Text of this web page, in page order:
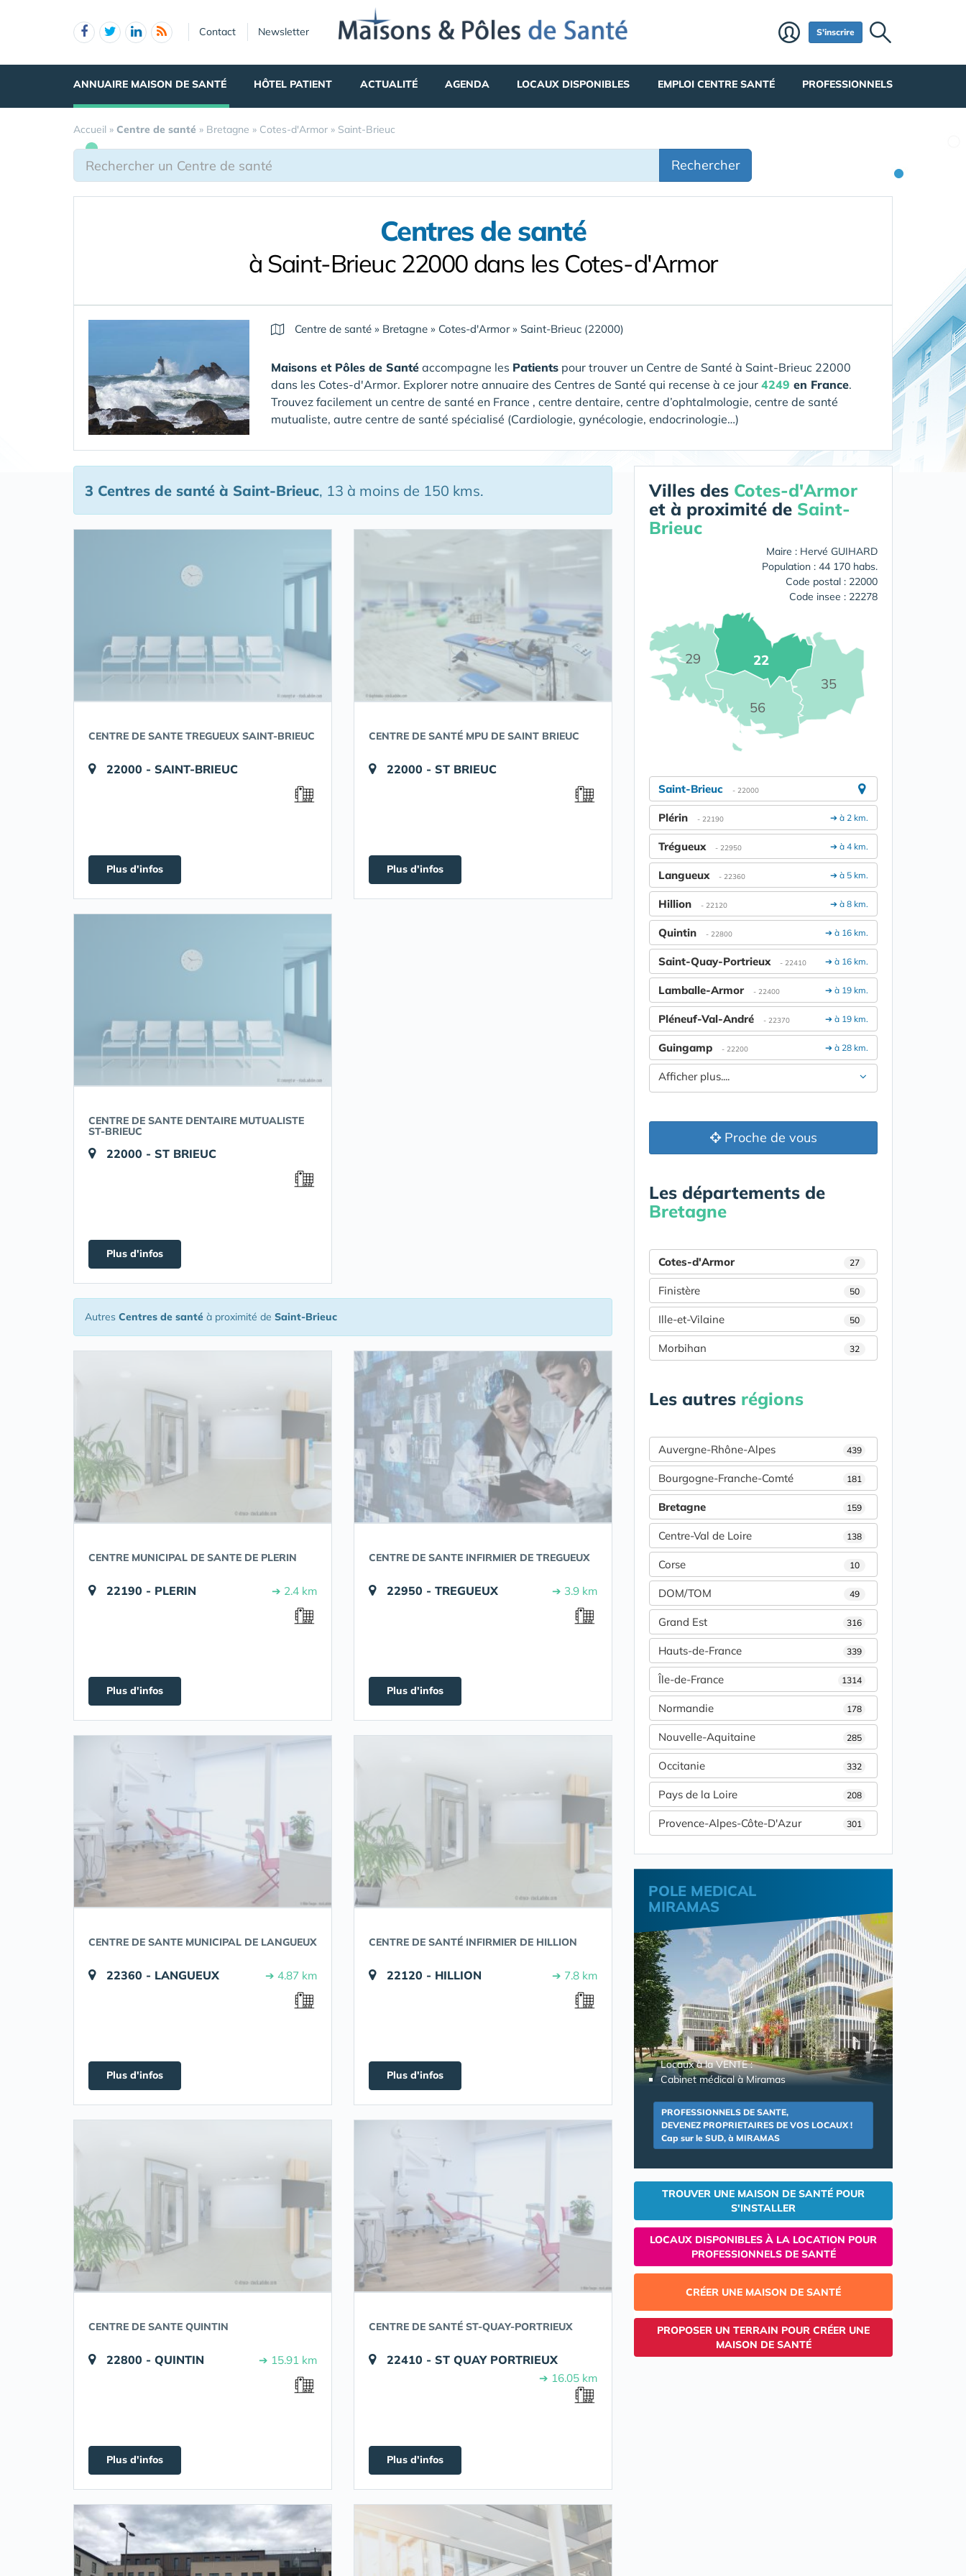
Contact Newsletter S'inscrire
ANNUAIRE MAISON DE SANTÉ HÔTEL PATIENT ACTUALITÉ AGENDA LOCAUX DISPONIBLES EMPLOI CENTRE SANTÉ PROFESSIONNELS
Accueil » Centre de santé » Bretagne » Cotes-d'Armor » Saint-Brieuc
Rechercher
Centres de santé
à Saint-Brieuc 22000 dans les Cotes-d'Armor
Centre de santé » Bretagne » Cotes-d'Armor» Saint-Brieuc (22000)
Maisons et Pôles de Santé accompagne les Patients pour trouver un Centre de Santé à Saint-Brieuc 22000
dans les Cotes-d'Armor. Explorer notre annuaire des Centres de Santé qui recense à ce jour 4249 en France.
Trouvez facilement un centre de santé en France , centre dentaire, centre d’ophtalmologie, centre de santé
mutualiste, autre centre de santé spécialisé (Cardiologie, gynécologie, endocrinologie…)
3 Centres de santé à Saint-Brieuc, 13 à moins de 150 kms.
CENTRE DE SANTE TREGUEUX SAINT-BRIEUC
22000 - SAINT-BRIEUC
Plus d'infos
CENTRE DE SANTÉ MPU DE SAINT BRIEUC
22000 - ST BRIEUC
Plus d'infos
CENTRE DE SANTE DENTAIRE MUTUALISTE
ST-BRIEUC
22000 - ST BRIEUC
Plus d'infos
Autres Centres de santé à proximité de Saint-Brieuc
CENTRE MUNICIPAL DE SANTE DE PLERIN
22190 - PLERIN ➔ 2.4 km
Plus d'infos
CENTRE DE SANTE INFIRMIER DE TREGUEUX
22950 - TREGUEUX ➔ 3.9 km
Plus d'infos
CENTRE DE SANTE MUNICIPAL DE LANGUEUX
22360 - LANGUEUX ➔ 4.87 km
Plus d'infos
CENTRE DE SANTÉ INFIRMIER DE HILLION
22120 - HILLION ➔ 7.8 km
Plus d'infos
CENTRE DE SANTE QUINTIN
22800 - QUINTIN ➔ 15.91 km
Plus d'infos
CENTRE DE SANTÉ ST-QUAY-PORTRIEUX
22410 - ST QUAY PORTRIEUX
➔ 16.05 km
Plus d'infos
Villes des Cotes-d'Armor
et à proximité de Saint-
Brieuc
Maire : Hervé GUIHARD
Population : 44 170 habs.
Code postal : 22000
Code insee : 22278
22
29
35
56
Saint-Brieuc - 22000
➔ à 2 km.
Plérin - 22190
➔ à 4 km.
Trégueux - 22950
➔ à 5 km.
Langueux - 22360
➔ à 8 km.
Hillion - 22120
➔ à 16 km.
Quintin - 22800
➔ à 16 km.
Saint-Quay-Portrieux - 22410
➔ à 19 km.
Lamballe-Armor - 22400
➔ à 19 km.
Pléneuf-Val-André - 22370
➔ à 28 km.
Guingamp - 22200
Afficher plus....
Proche de vous
Les départements de
Bretagne
Cotes-d'Armor 27
Finistère 50
Ille-et-Vilaine 50
Morbihan 32
Les autres régions
Auvergne-Rhône-Alpes 439
Bourgogne-Franche-Comté 181
Bretagne 159
Centre-Val de Loire 138
Corse 10
DOM/TOM 49
Grand Est 316
Hauts-de-France 339
Île-de-France 1314
Normandie 178
Nouvelle-Aquitaine 285
Occitanie 332
Pays de la Loire 208
Provence-Alpes-Côte-D'Azur 301
POLE MEDICAL
MIRAMAS
Locaux à la VENTE :
Cabinet médical à Miramas
PROFESSIONNELS DE SANTE,
DEVENEZ PROPRIETAIRES DE VOS LOCAUX !
Cap sur le SUD, à MIRAMAS
TROUVER UNE MAISON DE SANTÉ POUR
S'INSTALLER
LOCAUX DISPONIBLES À LA LOCATION POUR
PROFESSIONNELS DE SANTÉ
CRÉER UNE MAISON DE SANTÉ
PROPOSER UN TERRAIN POUR CRÉER UNE
MAISON DE SANTÉ